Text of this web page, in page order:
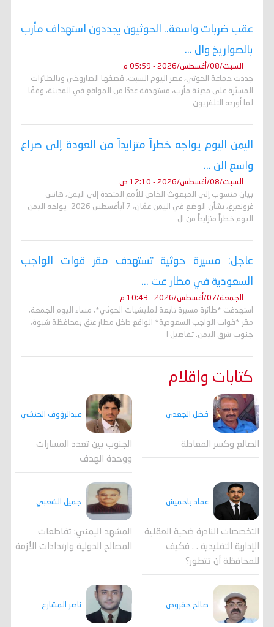
عقب ضربات واسعة.. الحوثيون يجددون استهداف مأرب
بالصواريخ وال ...
السبت/08/أغسطس/2026 - 05:59 م
جددت جماعة الحوثي، عصر اليوم السبت، قصفها الصاروخي وبالطائرات
المسيّرة على مدينة مأرب، مستهدفة عددًا من المواقع في المدينة، وفقًا
لما أورده التلفزيون
اليمن اليوم يواجه خطراً متزايداً من العودة إلى صراع
واسع الن ...
السبت/08/أغسطس/2026 - 12:10 ص
بيان منسوب إلى المبعوث الخاص للأمم المتحدة إلى اليمن، هانس
غروندبرغ، بشأن الوضع في اليمن عمّان، 7 آبأغسطس 2026- يواجه اليمن
اليوم خطراً متزايداً من ال
عاجل: مسيرة حوثية تستهدف مقر قوات الواجب
السعودية في مطار عت ...
الجمعة/07/أغسطس/2026 - 10:43 م
استهدفت *طائرة مسيرة تابعة لمليشيات الحوثي*، مساء اليوم الجمعة،
مقر *قوات الواجب السعودية* الواقع داخل مطار عتق بمحافظة شبوة،
جنوب شرق اليمن. تفاصيل ا
كتابات واقلام
فضل الجعدي
الضالع وكسر المعادلة
عبدالرؤوف الحنشي
الجنوب بين تعدد المسارات
ووحدة الهدف
عماد باحميش
التخصصات النادرة ضحية العقلية
الإدارية التقليدية . . فكيف
للمحافظة أن تتطور؟
جميل الشعبي
المشهد اليمني: تقاطعات
المصالح الدولية وارتدادات الأزمة
صالح حقروص ناصر المشارع